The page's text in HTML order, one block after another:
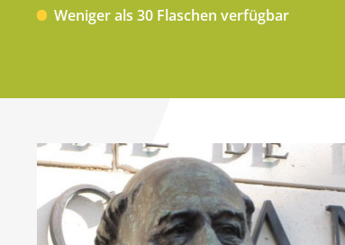
Weniger als 30 Flaschen verfügbar